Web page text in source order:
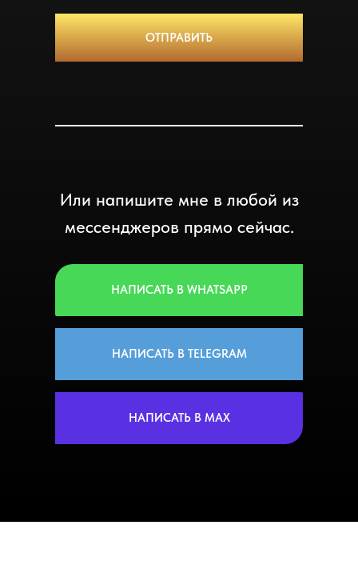
НАПИСАТЬ В WHATSAPP
НАПИСАТЬ В TELEGRAM
НАПИСАТЬ В MAX
Или напишите мне в любой из
мессенджеров прямо сейчас.
ОТПРАВИТЬ